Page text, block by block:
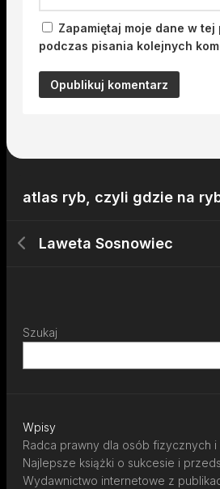
Zapamiętaj moje dane w
podczas pisania kolejnych
atlas ryb, czyli gdzie na
Laweta Sosnowiec
Szukaj
Wpisy
Radca prawny dla osób fizycznych i
Najlepsze książki o sukcesie i
Wydawnictwo internetowe z